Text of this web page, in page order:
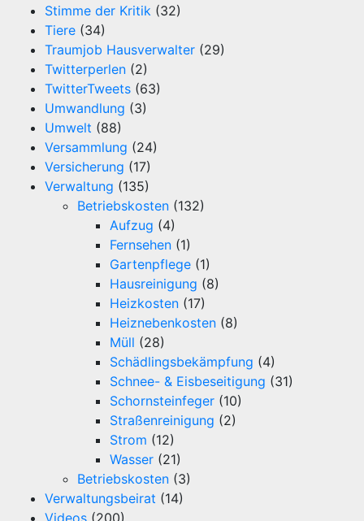
Stimme der Kritik (32)
Tiere (34)
Traumjob Hausverwalter (29)
Twitterperlen (2)
TwitterTweets (63)
Umwandlung (3)
Umwelt (88)
Versammlung (24)
Versicherung (17)
Verwaltung (135)
Betriebskosten (132)
Aufzug (4)
Fernsehen (1)
Gartenpflege (1)
Hausreinigung (8)
Heizkosten (17)
Heiznebenkosten (8)
Müll (28)
Schädlingsbekämpfung (4)
Schnee- & Eisbeseitigung (31)
Schornsteinfeger (10)
Straßenreinigung (2)
Strom (12)
Wasser (21)
Betriebskosten (3)
Verwaltungsbeirat (14)
Videos (200)